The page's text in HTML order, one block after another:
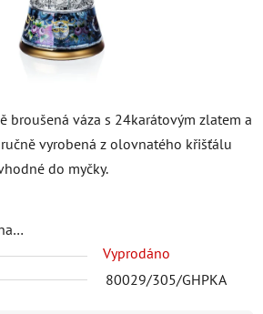
broušená váza s 24karátovým zlatem a
vyrobená z olovnatého křišťálu
do myčky.
Vyprodáno
80029/305/GHPKA